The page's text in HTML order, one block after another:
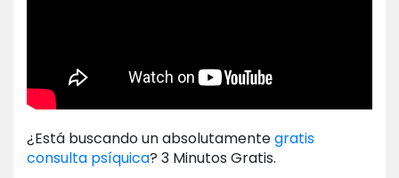
¿Está buscando un absolutamentegratis
consulta psíquica? 3 Minutos Gratis.